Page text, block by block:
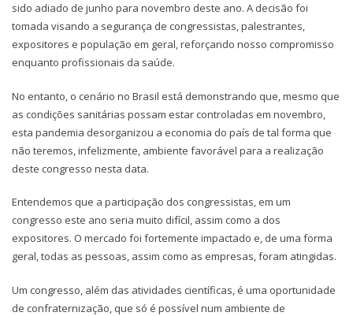
sido adiado de junho para novembro deste ano. A decisão foi
tomada visando a segurança de congressistas, palestrantes,
expositores e população em geral, reforçando nosso compromisso
enquanto profissionais da saúde.
No entanto, o cenário no Brasil está demonstrando que, mesmo que
as condições sanitárias possam estar controladas em novembro,
esta pandemia desorganizou a economia do país de tal forma que
não teremos, infelizmente, ambiente favorável para a realização
deste congresso nesta data.
Entendemos que a participação dos congressistas, em um
congresso este ano seria muito difícil, assim como a dos
expositores. O mercado foi fortemente impactado e, de uma forma
geral, todas as pessoas, assim como as empresas, foram atingidas.
Um congresso, além das atividades científicas, é uma oportunidade
de confraternização, que só é possível num ambiente de